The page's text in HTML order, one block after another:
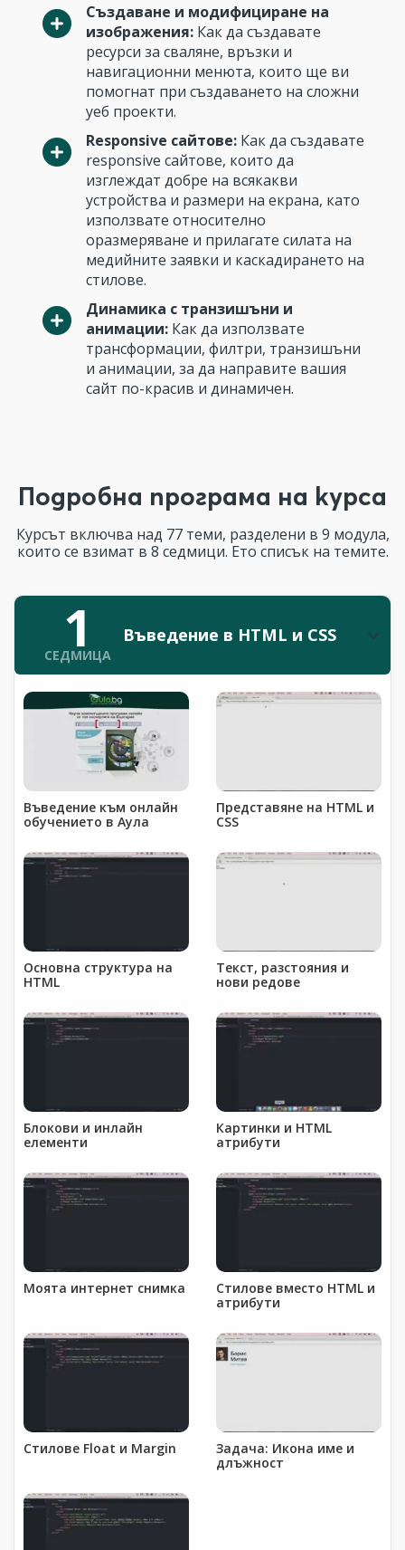
Създаване и модифициране на
изображения: Как да създавате
ресурси за сваляне, връзки и
навигационни менюта, които ще ви
помогнат при създаването на сложни
уеб проекти.
Responsive сайтове: Как да създавате
responsive сайтове, които да
изглеждат добре на всякакви
устройства и размери на екрана, като
използвате относително
оразмеряване и прилагате силата на
медийните заявки и каскадирането на
стилове.
Динамика с транзишъни и
анимации: Как да използвате
трансформации, филтри, транзишъни
и анимации, за да направите вашия
сайт по-красив и динамичен.
Подробна програма на курса
Курсът включва над 77 теми, разделени в 9 модула,
които се взимат в 8 седмици. Ето списък на темите.
1
СЕДМИЦА
Въведение в HTML и CSS
Въведение към онлайн
обучението в Аула
Представяне на HTML и
CSS
Основна структура на
HTML
Текст, разстояния и
нови редове
Блокови и инлайн
елементи
Картинки и HTML
атрибути
Моята интернет снимка
Стилове вместо HTML и
атрибути
Стилове Float и Margin
Задача: Икона име и
длъжност